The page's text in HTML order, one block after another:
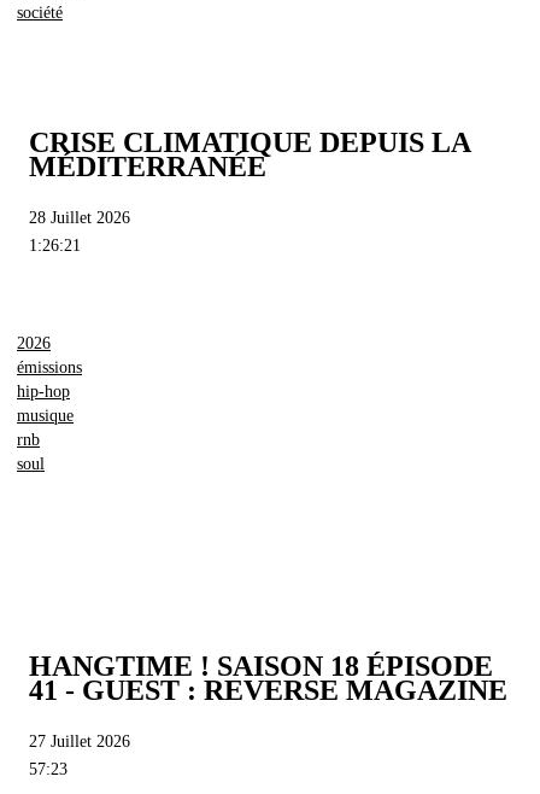
société
CRISE CLIMATIQUE DEPUIS LA
MÉDITERRANÉE
28 Juillet 2026
1:26:21
2026
émissions
hip-hop
musique
rnb
soul
HANGTIME ! SAISON 18 ÉPISODE
41 - GUEST : REVERSE MAGAZINE
27 Juillet 2026
57:23